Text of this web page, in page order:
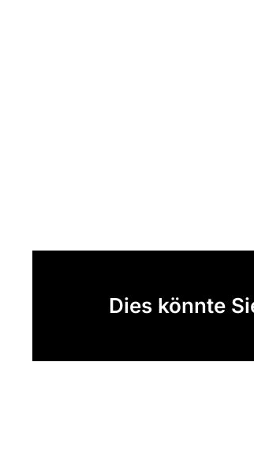
Dies könnte